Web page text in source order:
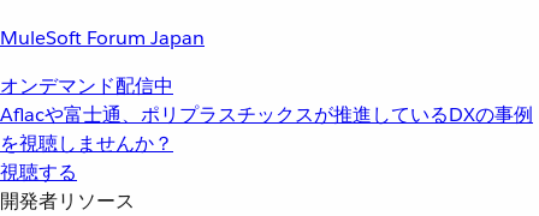
MuleSoft Forum Japan
オンデマンド配信中
Aflacや富士通、ポリプラスチックスが推進しているDXの事例
を視聴しませんか？
視聴する
開発者リソース